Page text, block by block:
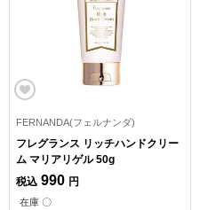
FERNANDA(フェルナンダ)
フレグランス リッチハンドクリー
ム マリアリゲル 50g
税込 990 円
在庫 〇